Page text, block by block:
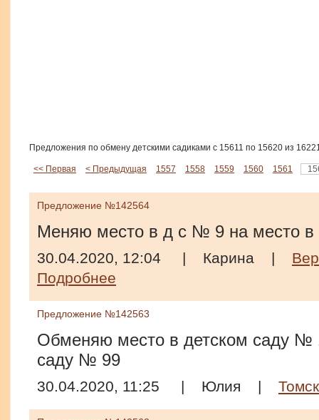
Предложения по обмену детскими садиками с 15611 по 15620 из
<< Первая < Предыдущая 1557 1558 1559 1560 1561
Предложение №142564
Меняю место в д с № 9 на место
30.04.2020, 12:04 | Карина |
Подробнее
Предложение №142563
Обменяю место в детском саду №
саду № 99
30.04.2020, 11:25 | Юлия | Томск